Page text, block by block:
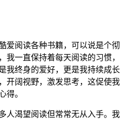
爱阅读各种书籍，可以说是个彻
我一直保持着每天阅读的习惯，
我终身的爱好，更是我持续成长
开阔视野，激发思考，这促使我
得。
人渴望阅读但常常无从入手。我